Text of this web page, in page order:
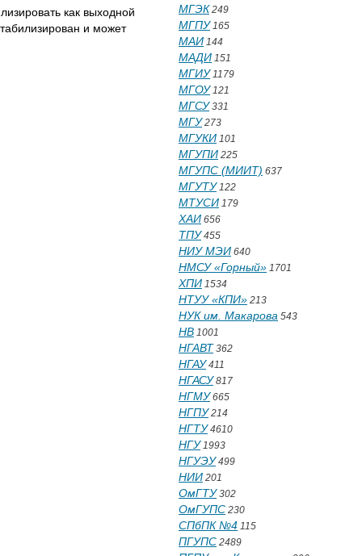
как выходной
и может
МГЭК 249
МГПУ165
МАИ 144
МАДИ 151
МГИУ1179
МГОУ121
МГСУ331
МГУ273
МГУКИ 101
МГУПИ 225
МГУПС (МИИТ) 637
МГУТУ122
МТУСИ 179
ХАИ 656
ТПУ455
НИУ МЭИ 640
НМСУ «Горный» 1701
ХПИ 1534
НТУУ «КПИ» 213
НУК им. Макарова 543
НВ 1001
НГАВТ 362
НГАУ411
НГАСУ817
НГМУ665
НГПУ214
НГТУ4610
НГУ1993
НГУЭУ499
НИИ 201
ОмГТУ302
ОмГУПС 230
СПбПК №4 115
ПГУПС 2489